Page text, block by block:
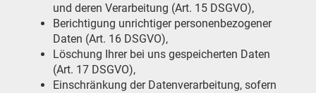
und deren Verarbeitung (Art. 15 DSGVO),
Berichtigung unrichtiger personenbezogener
Daten (Art. 16 DSGVO),
Löschung Ihrer bei uns gespeicherten Daten
(Art. 17 DSGVO),
Einschränkung der Datenverarbeitung, sofern